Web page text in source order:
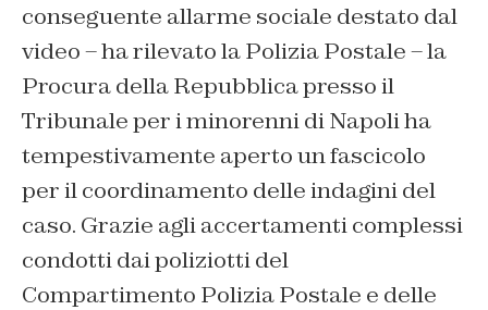
conseguente allarme sociale destato dal
video– ha rilevato la Polizia Postale –la
Procura della Repubblica presso il
Tribunale per i minorenni di Napoli ha
tempestivamente aperto un fascicolo
per il coordinamento delle indagini del
caso. Grazie agli accertamenti complessi
condotti dai poliziotti del
Compartimento Polizia Postale e delle